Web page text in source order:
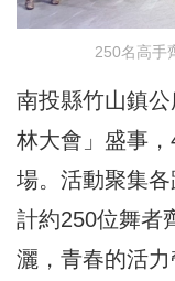
250名高手
南投縣竹山鎮
林大會」盛事
場。活動聚集各
計約250位舞者
灑，青春的活